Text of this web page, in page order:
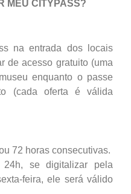
MEU CITYPASS?
na entrada dos locais
de acesso gratuito (uma
enquanto o passe
(cada oferta é válida
72 horas consecutivas.
24h, se digitalizar pela
feira, ele será válido